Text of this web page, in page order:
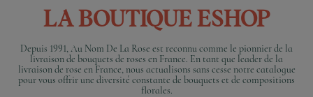
LA BOUTIQUE ESHOP
Depuis 1991, Au Nom De La Rose est reconnu comme le pionnier de la
livraison de bouquets de roses en France. En tant que leader de la
livraison de rose en France, nous actualisons sans cesse notre catalogue
pour vous offrir une diversité constante de bouquets et de compositions
florales.